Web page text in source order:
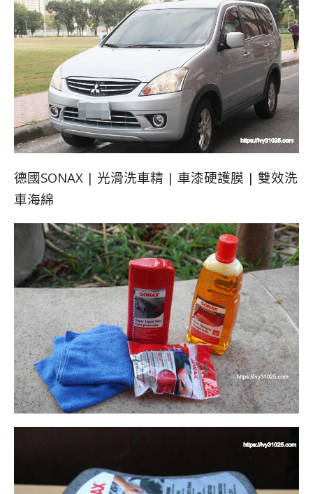
德國SONAX | 光滑洗車精 | 車漆硬護膜 | 雙效洗
車海綿